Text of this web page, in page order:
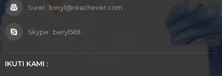
Surel : beryl@reachever.com
Skype : beryl569
IKUTI KAMI :